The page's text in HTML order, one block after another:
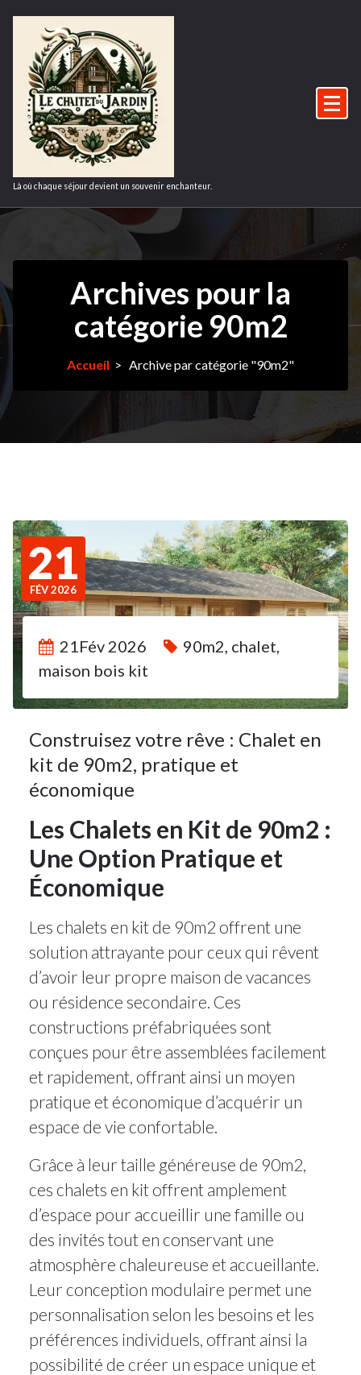
contenu
Là où chaque séjour devient un souvenir enchanteur.
Archives pour la
catégorie 90m2
Accueil > Archive par catégorie "90m2"
21
FÉV 2026
21Fév 2026 90m2 chalet
maison bois kit
Construisez votre rêve : Chalet en
kit de 90m2, pratique et
économique
Les Chalets en Kit de 90m2 :
Une Option Pratique et
Économique
Les chalets en kit de 90m2 offrent une
solution attrayante pour ceux qui rêvent
d’avoir leur propre maison de vacances
ou résidence secondaire. Ces
constructions préfabriquées sont
conçues pour être assemblées facilement
et rapidement, offrant ainsi un moyen
pratique et économique d’acquérir un
espace de vie confortable.
Grâce à leur taille généreuse de 90m2,
ces chalets en kit offrent amplement
d’espace pour accueillir une famille ou
des invités tout en conservant une
atmosphère chaleureuse et accueillante.
Leur conception modulaire permet une
personnalisation selon les besoins et les
préférences individuels, offrant ainsi la
possibilité de créer un espace unique et